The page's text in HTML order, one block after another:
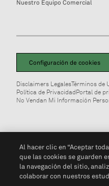
Nuestro Equipo Comercial
Configuración de cookies
Disclaimers LegalesTérminos de
Política de PrivacidadPortal de
No Vendan Mi Información
Al hacer clic en “Aceptar
que las cookies se guarden
la navegación del sitio,
colaborar con nuestros